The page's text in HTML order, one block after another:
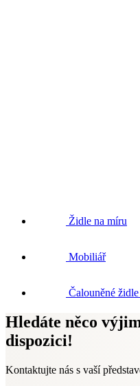
Židle na míru
Mobiliář
Čalouněné
Hledáte něco
dispozici!
Kontaktujte nás s vaší